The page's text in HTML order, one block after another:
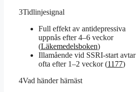
3Tidlinjesignal
Full effekt av antidepressiva
uppnås efter 4–6 veckor
(Läkemedelsboken)
Illamående vid SSRI-start avtar
ofta efter 1–2 veckor (1177)
4Vad händer härnäst